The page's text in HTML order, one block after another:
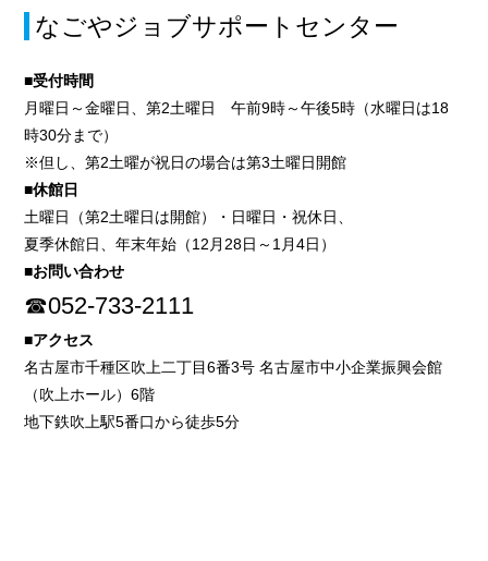
なごやジョブサポートセンター
■受付時間
月曜日～金曜日、第2土曜日 午前9時～午後5時（水曜日は18
時30分まで）
※但し、第2土曜が祝日の場合は第3土曜日開館
■休館日
土曜日（第2土曜日は開館）・日曜日・祝休日、
夏季休館日、年末年始（12月28日～1月4日）
■お問い合わせ
☎052-733-2111
■アクセス
名古屋市千種区吹上二丁目6番3号 名古屋市中小企業振興会館
（吹上ホール）6階
地下鉄吹上駅5番口から徒歩5分